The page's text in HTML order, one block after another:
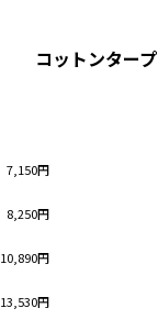
コットンタープ
7,150円
8,250円
10,890円
13,530円